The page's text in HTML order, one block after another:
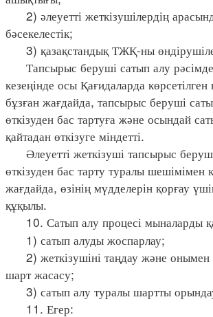
2) әлеуетті жеткізушілердің
бәсекелестік;
3) қазақстандық ТЖҚ-ны
Тапсырыс беруші сатып алу
кезеңінде осы Қағидаларда
бұзған жағдайда, тапсырыс беруші
өткізуден бас тартуға және осындай
қайтадан өткізуге міндетті.
Әлеуетті жеткізуші тапсырыс
өткізуден бас тарту туралы шешімімен
жағдайда, өзінің мүдделерін қорғау
құқылы.
10. Сатып алу процесі мыналарды
1) сатып алуды жоспарлау;
2) жеткізушіні таңдау және онымен
шарт жасасу;
3) сатып алу туралы шартты
11. Егер: